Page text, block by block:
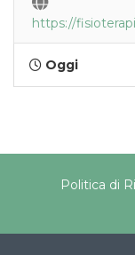
https://
Oggi
Politica di